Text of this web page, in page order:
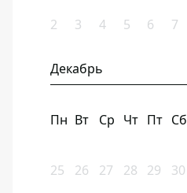
2 3 4 5 6 7
Декабрь
Пн Вт Ср Чт Пт Сб
25 26 27 28 29 30